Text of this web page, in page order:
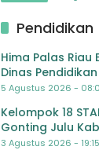
Pendidikan
Hima Palas
Dinas
Pelatihan OSIS
5 Agustus 2026 -
Kelompok 18
Gonting Julu
3 Agustus 2026 -